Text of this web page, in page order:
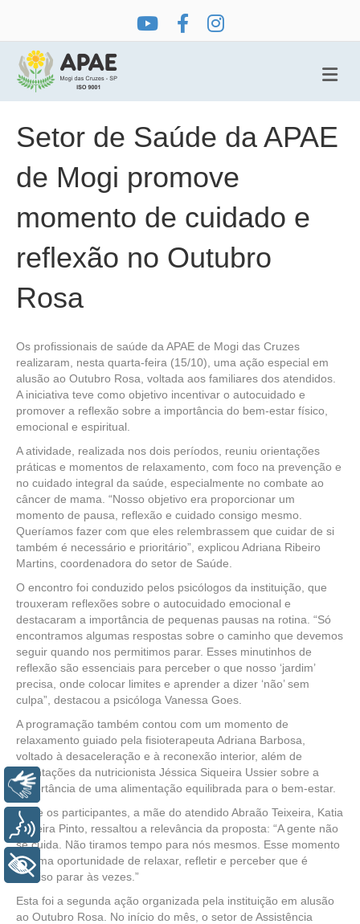
Setor de Saúde da APAE
de Mogi promove
momento de cuidado e
reflexão no Outubro
Rosa
Os profissionais de saúde da APAE de Mogi das Cruzes
realizaram, nesta quarta-feira (15/10), uma ação especial em
alusão ao Outubro Rosa, voltada aos familiares dos atendidos.
A iniciativa teve como objetivo incentivar o autocuidado e
promover a reflexão sobre a importância do bem-estar físico,
emocional e espiritual.
A atividade, realizada nos dois períodos, reuniu orientações
práticas e momentos de relaxamento, com foco na prevenção e
no cuidado integral da saúde, especialmente no combate ao
câncer de mama. “Nosso objetivo era proporcionar um
momento de pausa, reflexão e cuidado consigo mesmo.
Queríamos fazer com que eles relembrassem que cuidar de si
também é necessário e prioritário”, explicou Adriana Ribeiro
Martins, coordenadora do setor de Saúde.
O encontro foi conduzido pelos psicólogos da instituição, que
trouxeram reflexões sobre o autocuidado emocional e
destacaram a importância de pequenas pausas na rotina. “Só
encontramos algumas respostas sobre o caminho que devemos
seguir quando nos permitimos parar. Esses minutinhos de
reflexão são essenciais para perceber o que nosso ‘jardim’
precisa, onde colocar limites e aprender a dizer ‘não’ sem
culpa”, destacou a psicóloga Vanessa Goes.
A programação também contou com um momento de
relaxamento guiado pela fisioterapeuta Adriana Barbosa,
voltado à desaceleração e à reconexão interior, além de
orientações da nutricionista Jéssica Siqueira Ussier sobre a
importância de uma alimentação equilibrada para o bem-estar.
Entre os participantes, a mãe do atendido Abraão Teixeira, Katia
Teixeira Pinto, ressaltou a relevância da proposta: “A gente não
se cuida. Não tiramos tempo para nós mesmos. Esse momento
foi uma oportunidade de relaxar, refletir e perceber que é
preciso parar às vezes.”
Esta foi a segunda ação organizada pela instituição em alusão
ao Outubro Rosa. No início do mês, o setor de Assistência
Libras
Voz
+ Acessibilidade